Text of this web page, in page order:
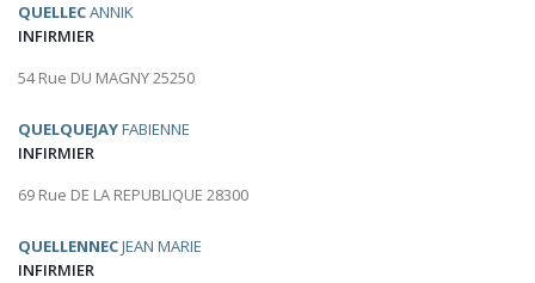
QUELLECANNIK
INFIRMIER
54 Rue DU MAGNY 25250
QUELQUEJAYFABIENNE
INFIRMIER
69 Rue DE LA REPUBLIQUE 28300
QUELLENNECJEAN MARIE
INFIRMIER